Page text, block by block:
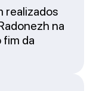
realizados
na
fim da